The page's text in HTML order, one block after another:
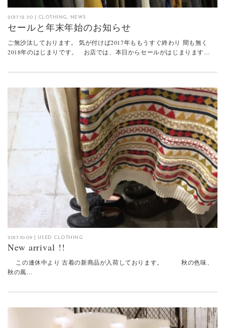
2017.12.30 CLOTHING, NEWS
セールと年末年始のお知らせ
ご無沙汰しております。 気が付けば2017年ももうすぐ終わり 間も無く
2018年のはじまりです。 お店では、本日からセールがはじまります…
2017.10.09 USED CLOTHING
New arrival !!
この連休中より 古着の新商品が入荷しております。 秋の色味、
秋の風…